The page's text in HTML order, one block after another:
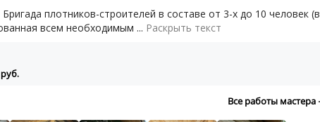
плотников-строителей в составе от 3-х до 10 человек (в
всем необходимым ... Раскрыть текст
Все работы мастера